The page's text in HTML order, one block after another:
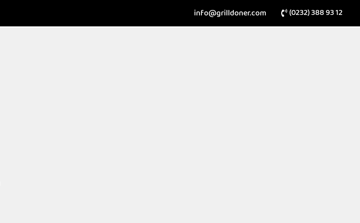
info@grilldoner.com (0232) 388 93 12